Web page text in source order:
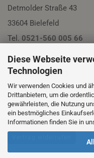
Diese Webseite
Technologien
Wir verwenden Cookies und
Drittanbietern, um die
gewährleisten, die Nutzung
ein bestmögliches
Informationen finden Sie in
Detmolder Straße 43
33604 Bielefeld
Tel. 0521-560 005 66
FILIALE PADERBORN
Friedrichstraße 13
33102 Paderborn
Tel.05251-230 01